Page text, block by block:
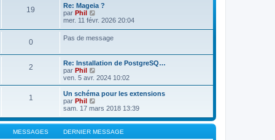
m
s
g
d
r
e
m
e
s
a
g
19
Re: Mageia ?
par Phil
o
l
d
e
n
i
e
m
s
s
mer. 11 févr. 2026 20:04
0 Pas de message
2
Re: Installation de PostgreSQ…
par Phil
o
i
r
e
e
r
n
ven. 5 avr. 2024 10:02
1
Un schéma pour les extensions
par Phil
o
r
l
sam. 17 mars 2018 13:39
MESSAGES DERNIER MESSAGE